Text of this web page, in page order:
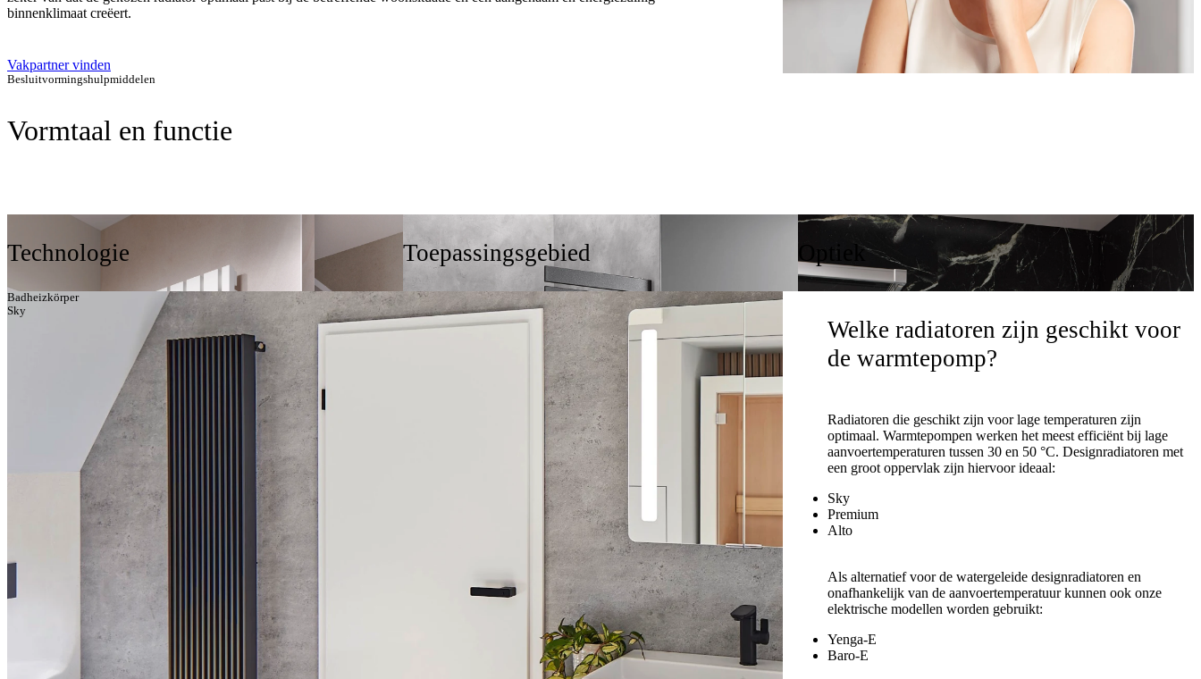
binnenklimaat creëert.
Vakpartner vinden
Besluitvormingshulpmiddelen
Vormtaal en functie
Technologie Toepassingsgebied Optiek
Badheizkörper
Sky
Welke radiatoren zijn geschikt voor
de warmtepomp?
Radiatoren die geschikt zijn voor lage temperaturen zijn
optimaal. Warmtepompen werken het meest efficiënt bij lage
aanvoertemperaturen tussen 30 en 50 °C. Designradiatoren met
een groot oppervlak zijn hiervoor ideaal:
Sky
Premium
Alto
Als alternatief voor de watergeleide designradiatoren en
onafhankelijk van de aanvoertemperatuur kunnen ook onze
elektrische modellen worden gebruikt:
Yenga-E
Baro-E